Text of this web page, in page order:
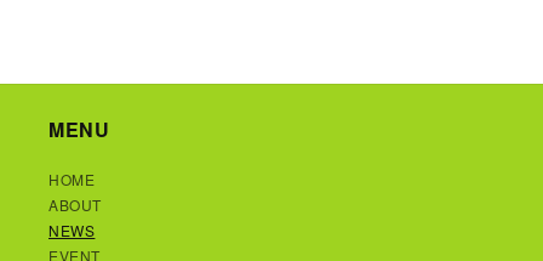
MENU
HOME
ABOUT
NEWS
EVENT